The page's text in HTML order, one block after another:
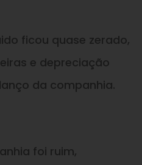
ficou quase zerado,
e depreciação
da companhia.
foi ruim,